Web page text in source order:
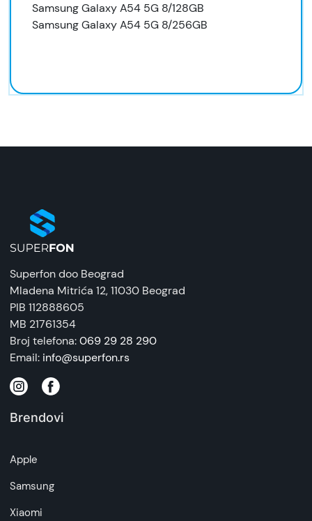
Samsung Galaxy A54 5G 8/128GB
Samsung Galaxy A54 5G 8/256GB
Superfon doo Beograd
Mladena Mitrića 12, 11030 Beograd
PIB 112888605
MB 21761354
Broj telefona:069 29 28 290
Email: info@superfon.rs
Brendovi
Apple
Samsung
Xiaomi